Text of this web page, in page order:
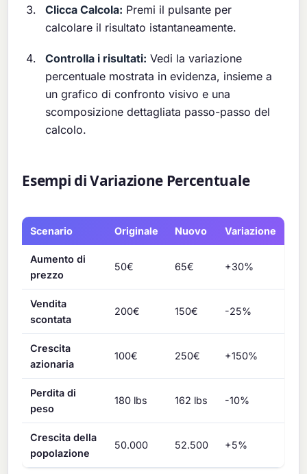
Clicca Calcola: Premi il pulsante per
calcolare il risultato istantaneamente.
Controlla i risultati: Vedi la variazione
percentuale mostrata in evidenza, insieme a
un grafico di confronto visivo e una
scomposizione dettagliata passo-passo del
calcolo.
Esempi di Variazione Percentuale
Scenario Originale Nuovo Variazione
Aumento di
prezzo
50€ 65€ +30%
Vendita
scontata
200€ 150€ -25%
Crescita
azionaria
100€ 250€ +150%
Perdita di
peso
180 lbs 162 lbs -10%
Crescita della
popolazione
50.000 52.500 +5%